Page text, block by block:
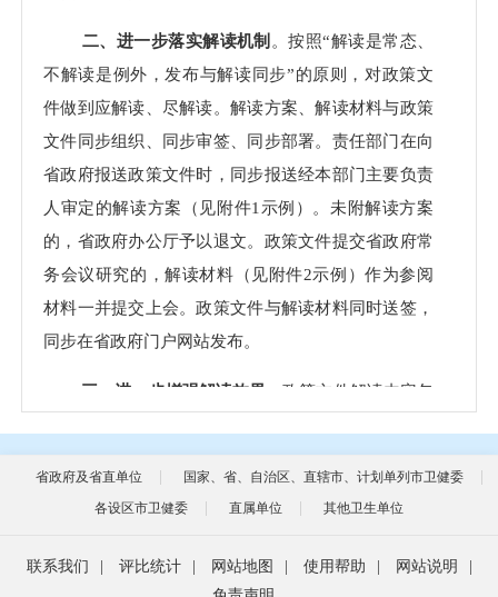
二、进一步落实解读机制 。按照“解读是常态、
不解读是例外，发布与解读同步”的原则，对政策文
件做到应解读、尽解读。解读方案、解读材料与政策
文件同步组织、同步审签、同步部署。责任部门在向
省政府报送政策文件时，同步报送经本部门主要负责
人审定的解读方案（见附件1示例）。未附解读方案
的，省政府办公厅予以退文。政策文件提交省政府常
务会议研究的，解读材料（见附件2示例）作为参阅
材料一并提交上会。政策文件与解读材料同时送签，
同步在省政府门户网站发布。
三、进一步增强解读效果
。政策文件解读内容包
读材料文字要重新归纳组织，不能简单精简或摘抄政
策文件。要有针对性，其中，涉及企业群众等办事
人、联系方式、办事程序、需要的材料、办理时限
等；涉及执法事项的，要说明执行范围、执行程序、
省政府及省直单位
国家、省、自治区、直辖市、计划单列市卫健委
各设区市卫健委
直属单位 其他卫生单位
联系我们 评比统计 网站地图 使用帮助 网站说明